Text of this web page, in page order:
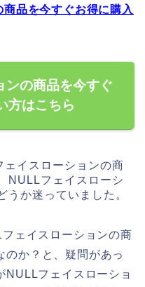
品を今すぐお得に購入
ンの商品を今すぐ
方はこちら
イスローションの商
NULLフェイスローシ
うか迷っていました。
ェイスローションの商
のか？と、疑問があっ
NULLフェイスローショ